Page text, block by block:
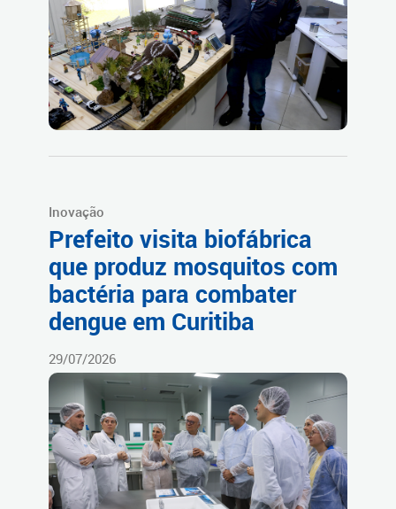
Inovação
Prefeito visita biofábrica
que produz mosquitos com
bactéria para combater
dengue em Curitiba
29/07/2026